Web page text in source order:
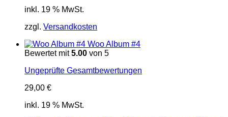
inkl. 19 % MwSt.
zzgl. Versandkosten
Woo Album #4
Bewertet mit5.00 von 5
Ungeprüfte Gesamtbewertungen
29,00 €
inkl. 19 % MwSt.